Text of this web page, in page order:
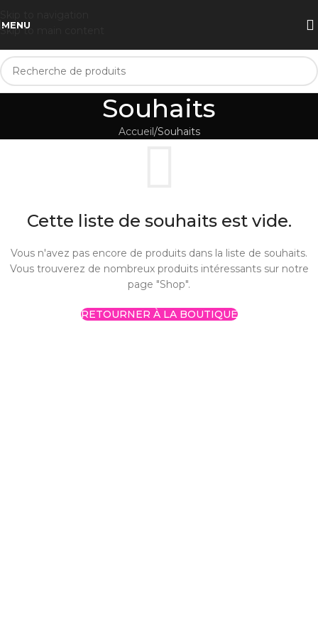
Skip to main content
MENU
Souhaits
Accueil Souhaits
Cette liste de souhaits est vide.
Vous n'avez pas encore de produits dans la liste de souhaits.
Vous trouverez de nombreux produits intéressants sur notre
page "Shop".
RETOURNER À LA BOUTIQUE